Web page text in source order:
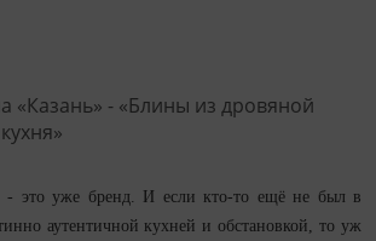
- это уже бренд. И если кто-то ещё не был в
аутентичной кухней и обстановкой, то уж